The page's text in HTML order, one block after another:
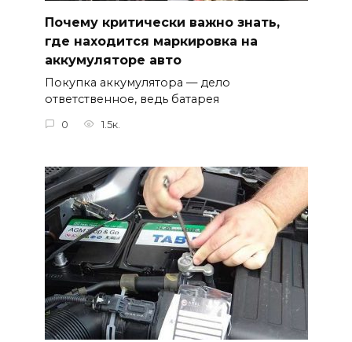
Почему критически важно знать,
где находится маркировка на
аккумуляторе авто
Покупка аккумулятора — дело
ответственное, ведь батарея
0 1.5к.